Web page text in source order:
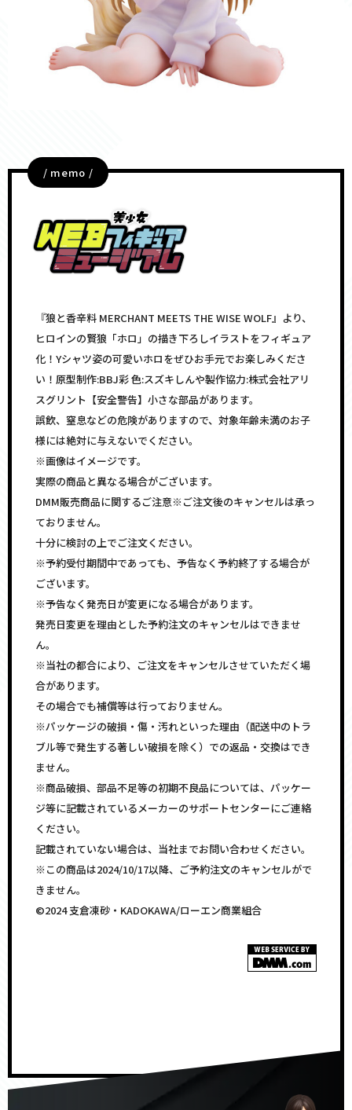
/ memo /
『狼と香辛料 MERCHANT MEETS THE WISE WOLF』より、
ヒロインの賢狼「ホロ」の描き下ろしイラストをフィギュア
化！Yシャツ姿の可愛いホロをぜひお手元でお楽しみくださ
い！原型制作:BBJ彩 色:スズキしんや製作協力:株式会社アリ
スグリント【安全警告】小さな部品があります。
誤飲、窒息などの危険がありますので、対象年齢未満のお子
様には絶対に与えないでください。
※画像はイメージです。
実際の商品と異なる場合がございます。
DMM販売商品に関するご注意※ご注文後のキャンセルは承っ
ておりません。
十分に検討の上でご注文ください。
※予約受付期間中であっても、予告なく予約終了する場合が
ございます。
※予告なく発売日が変更になる場合があります。
発売日変更を理由とした予約注文のキャンセルはできませ
ん。
※当社の都合により、ご注文をキャンセルさせていただく場
合があります。
その場合でも補償等は行っておりません。
※パッケージの破損・傷・汚れといった理由（配送中のトラ
ブル等で発生する著しい破損を除く）での返品・交換はでき
ません。
※商品破損、部品不足等の初期不良品については、パッケー
ジ等に記載されているメーカーのサポートセンターにご連絡
ください。
記載されていない場合は、当社までお問い合わせください。
※この商品は2024/10/17以降、ご予約注文のキャンセルがで
きません。
©2024 支倉凍砂・KADOKAWA/ローエン商業組合